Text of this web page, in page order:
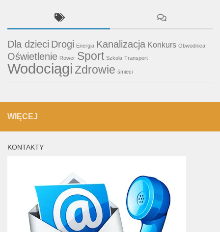
Dla dzieci Drogi Energia Kanalizacja Konkurs Obwodnica
Oświetlenie Rower Sport Szkoła Transport
WodociągiZdrowie śmieci
WIĘCEJ
KONTAKTY